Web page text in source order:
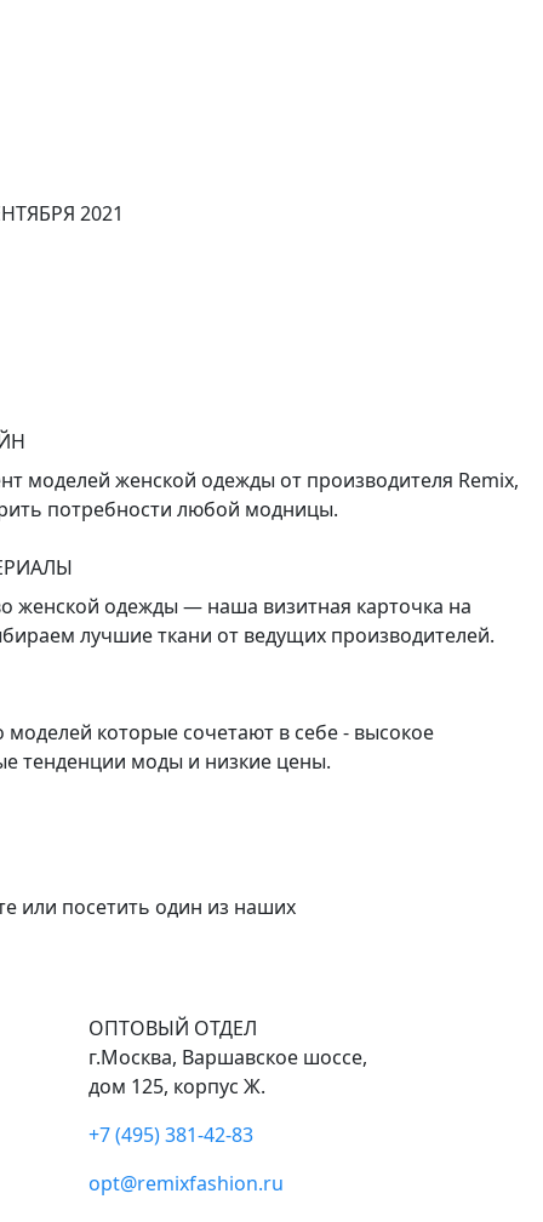
2021
моделей женской одежды от производителя Remix,
потребности любой модницы.
женской одежды — наша визитная карточка на
лучшие ткани от ведущих производителей.
которые сочетают в себе - высокое
тенденции моды и низкие цены.
или посетить один из наших
ОПТОВЫЙ ОТДЕЛ
г.Москва, Варшавское шоссе,
дом 125, корпус Ж.
+7 (495) 381-42-83
opt@remixfashion.ru